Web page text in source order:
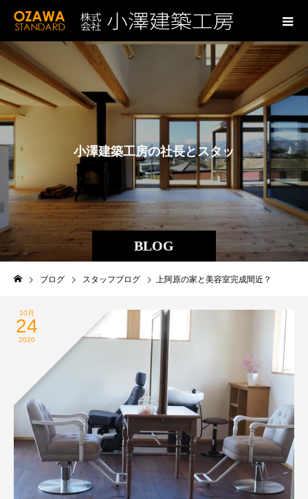
BLOG
建 築工房の社長とスタッフのブ ログ
ブログ スタッフブログ 上阿原の家と美容室完成間近？
10月
24
2020